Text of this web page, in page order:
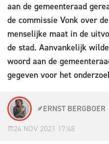
aan de gemeenteraad
de commissie Vonk over
menselijke maat in de
de stad. Aanvankelijk
woord aan de
gegeven voor het
ERNST BERGBOER
24 NOV 2021 17:48